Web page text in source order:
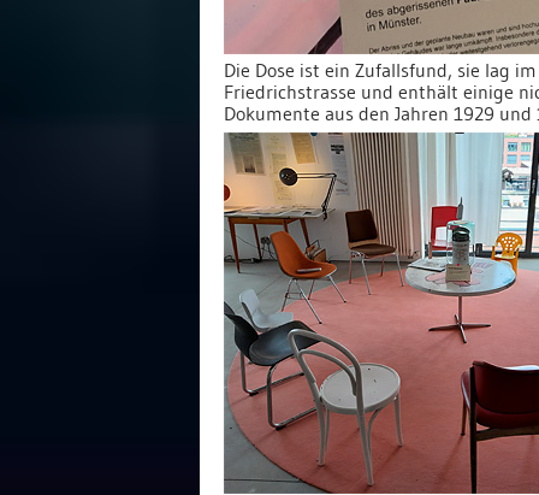
Die Dose ist ein Zufallsfund, sie lag
Friedrichstrasse und enthält einige
Dokumente aus den Jahren 1929 und